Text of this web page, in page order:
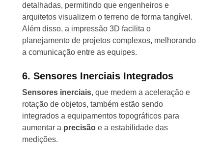
detalhadas, permitindo que engenheiros e
arquitetos visualizem o terreno de forma tangível.
Além disso, a impressão 3D facilita o
planejamento de projetos complexos, melhorando
a comunicação entre as equipes.
6. Sensores Inerciais Integrados
Sensores inerciais, que medem a aceleração e
rotação de objetos, também estão sendo
integrados a equipamentos topográficos para
aumentar a precisãoe a estabilidade das
medições.